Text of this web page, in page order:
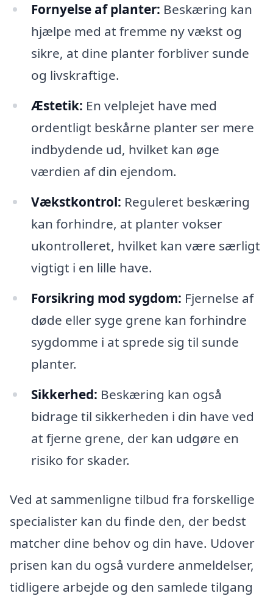
Fornyelse af planter: Beskæring kan
hjælpe med at fremme ny vækst og
sikre, at dine planter forbliver sunde
og livskraftige.
Æstetik: En velplejet have med
ordentligt beskårne planter ser mere
indbydende ud, hvilket kan øge
værdien af din ejendom.
Vækstkontrol: Reguleret beskæring
kan forhindre, at planter vokser
ukontrolleret, hvilket kan være særligt
vigtigt i en lille have.
Forsikring mod sygdom: Fjernelse af
døde eller syge grene kan forhindre
sygdomme i at sprede sig til sunde
planter.
Sikkerhed: Beskæring kan også
bidrage til sikkerheden i din have ved
at fjerne grene, der kan udgøre en
risiko for skader.
Ved at sammenligne tilbud fra forskellige
specialister kan du finde den, der bedst
matcher dine behov og din have. Udover
prisen kan du også vurdere anmeldelser,
tidligere arbejde og den samlede tilgang